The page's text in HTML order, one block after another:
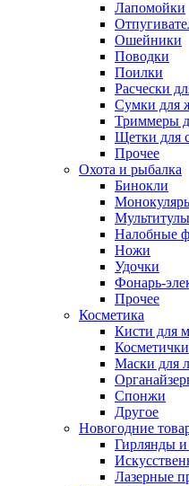
Лапомойки
Ошейники
Поводки
Поилки
Расчески
Сумки для
Триммеры
Щетки для
Прочее
Охота и рыбалка
Бинокли
Мультитулы
Налобные
Ножи
Удочки
Фонарь-
Прочее
Косметика
Кисти для
Косметички
Маски для
Спонжи
Другое
Новогодние
Гирлянды
Лазерные